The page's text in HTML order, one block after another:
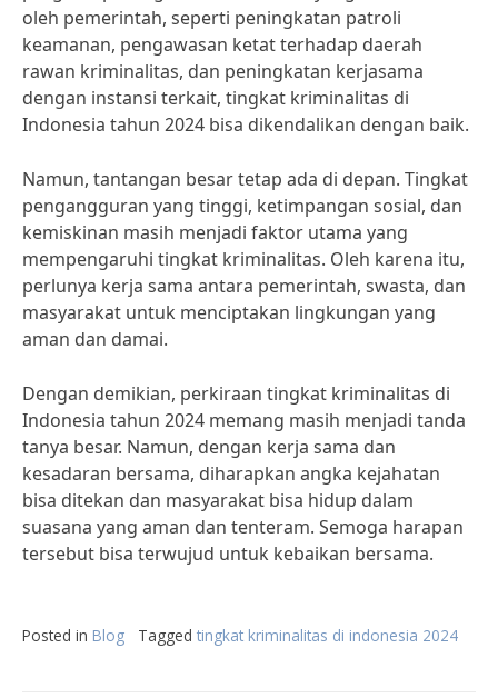
oleh pemerintah, seperti peningkatan patroli
keamanan, pengawasan ketat terhadap daerah
rawan kriminalitas, dan peningkatan kerjasama
dengan instansi terkait, tingkat kriminalitas di
Indonesia tahun 2024 bisa dikendalikan dengan baik.
Namun, tantangan besar tetap ada di depan. Tingkat
pengangguran yang tinggi, ketimpangan sosial, dan
kemiskinan masih menjadi faktor utama yang
mempengaruhi tingkat kriminalitas. Oleh karena itu,
perlunya kerja sama antara pemerintah, swasta, dan
masyarakat untuk menciptakan lingkungan yang
aman dan damai.
Dengan demikian, perkiraan tingkat kriminalitas di
Indonesia tahun 2024 memang masih menjadi tanda
tanya besar. Namun, dengan kerja sama dan
kesadaran bersama, diharapkan angka kejahatan
bisa ditekan dan masyarakat bisa hidup dalam
suasana yang aman dan tenteram. Semoga harapan
tersebut bisa terwujud untuk kebaikan bersama.
Posted in Blog Tagged tingkat kriminalitas di indonesia 2024